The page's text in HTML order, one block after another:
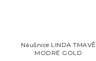
Náušnice LINDA TMAVĚ
MODRÉ GOLD